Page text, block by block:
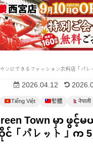
ンにできるファッション衣料店「パ
2026.04.12
Tiếng Việt 繁體 नेपाली
Town မှာ ဖွ
レット」က 5